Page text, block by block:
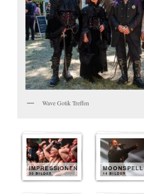
Wave Gotik Treffen
IMPRESSIONEN
30 BILDER
MOONSPELL
14 BILDER